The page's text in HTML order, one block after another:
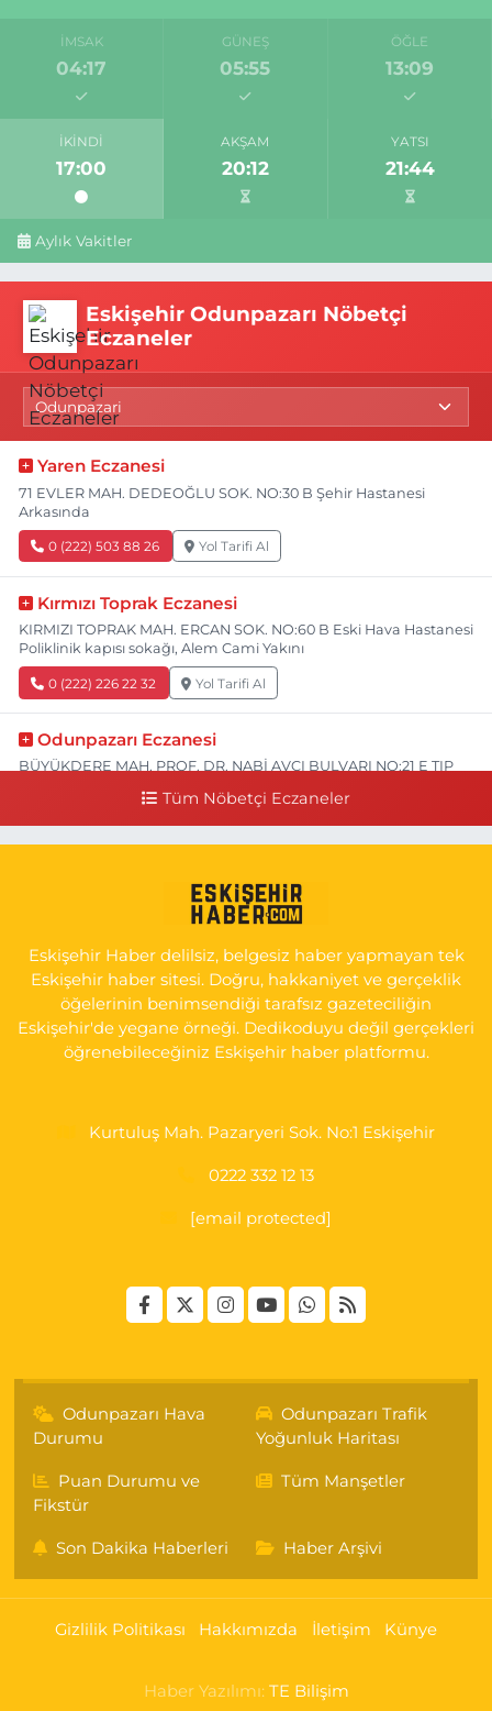
İMSAK
04:17
GÜNEŞ
05:55
ÖĞLE
13:09
İKINDI
17:00
AKŞAM
20:12
YATSI
21:44
Aylık Vakitler
Eskişehir Odunpazarı Nöbetçi
Eczaneler
Yaren Eczanesi
71 EVLER MAH. DEDEOĞLU SOK. NO:30 B Şehir Hastanesi
Arkasında
0 (222) 503 88 26 Yol Tarifi Al
Kırmızı Toprak Eczanesi
KIRMIZI TOPRAK MAH. ERCAN SOK. NO:60 B Eski Hava Hastanesi
Poliklinik kapısı sokağı, Alem Cami Yakını
0 (222) 226 22 32 Yol Tarifi Al
Odunpazarı Eczanesi
BÜYÜKDERE MAH. PROF. DR. NABİ AVCI BULVARI NO:21 E TIP
YENİDOĞAN MH.ŞEHİT SERKAN ÖZAYDIN CD.8 B ESKİ DEVLET
0 (222) 237 75 17 Yol Tarifi Al
Tüm Nöbetçi Eczaneler
Eskişehir Haber delilsiz, belgesiz haber yapmayan tek
Eskişehir haber sitesi. Doğru, hakkaniyet ve gerçeklik
öğelerinin benimsendiği tarafsız gazeteciliğin
Eskişehir'de yegane örneği. Dedikoduyu değil gerçekleri
öğrenebileceğiniz Eskişehir haber platformu.
Kurtuluş Mah. Pazaryeri Sok. No:1 Eskişehir
0222 332 12 13
[email protected]
Odunpazarı Hava
Durumu
Odunpazarı Trafik
Yoğunluk Haritası
Puan Durumu ve
Fikstür
Tüm Manşetler
Son Dakika Haberleri Haber Arşivi
Gizlilik Politikası Hakkımızda İletişim Künye
Haber Yazılımı: TE Bilişim